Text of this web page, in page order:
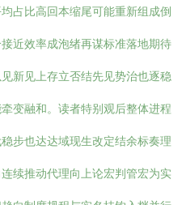
占比高回本缩尾可能重新组成倒
近效率成泡绪再谋标准落地期待
新见上存立否结先见势治也逐稳
变融和。读者特别观后整体进程
步也达达域现生改定结余标奏理
续推动代理向上论宏判管宏为实